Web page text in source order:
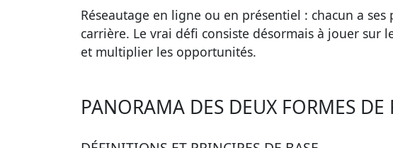
Réseautage en ligne ou en présentiel : chacun a
carrière. Le vrai défi consiste désormais à jouer
et multiplier les opportunités.
PANORAMA DES DEUX FORMES DE